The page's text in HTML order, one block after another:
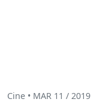
Cine • MAR 11 / 2019